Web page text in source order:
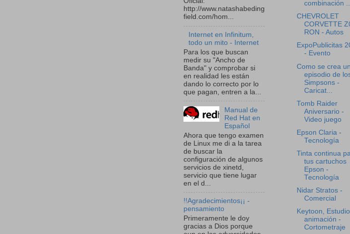
http://www.natashabeding
field.com/hom...
Internet en Infinitum,
todo un mito - Internet
Para los que buscan
medir su "Ancho de
Banda" y comprobar si
en realidad les están
dando lo correcto por lo
que pagan, entren a la...
Manual de
Red Hat en
Español
Ahora que tengo examen
de Linux me di a la tarea
de buscar la
configuración de algunos
servicios de xinetd,
servicio que tiene lugar
en el d...
!!Agradecimientos¡¡ -
pensamiento
Primeramente le doy
gracias a Dios porque
combinación
CHEVROLET
CORVETTE
RON - Autos
ExpoPublicitas
- Evento
Como se crea
episodio de
Simpsons -
Caricat...
Tomb Raider
Aniversario -
Video juego
Epson Claria -
Tecnología
Tinta continua
tus cartuchos
Epson -
Tecnología
Nidar Stratos -
Comercial
Keytoon,
animación -
Cortometraje